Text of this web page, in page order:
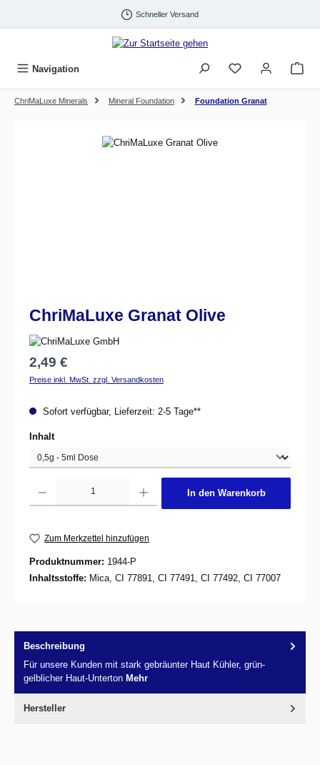
Schneller Versand
Navigation
ChriMaLuxe Minerals Mineral Foundation Foundation Granat
Bildergalerie überspringen
ChriMaLuxe Granat Olive
Regulärer Preis:
2,49 €
Preise inkl. MwSt. zzgl. Versandkosten
Sofort verfügbar, Lieferzeit: 2-5 Tage**
Inhaltauswählen
In den Warenkorb
Zum Merkzettel hinzufügen
Produktnummer: 1944-P
Inhaltsstoffe: Mica, CI 77891, CI 77491, CI 77492, CI 77007
Beschreibung
Für unsere Kunden mit stark gebräunter Haut Kühler, grün-
gelblicher Haut-Unterton Mehr
Hersteller